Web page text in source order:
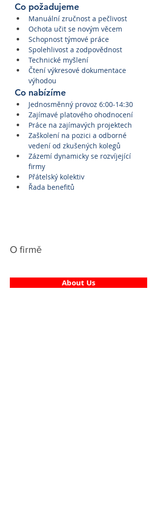
​Co požadujeme
Manuální zručnost a pečlivost
Ochota učit se novým věcem
Schopnost týmové práce
Spolehlivost a zodpovědnost
Technické myšlení
Čtení výkresové dokumentace
výhodou
​Co nabízíme
Jednosměnný provoz 6:00-14:30
Zajímavé platového ohodnocení
Práce na zajímavých projektech
Zaškolení na pozici a odborné
vedení od zkušených kolegů
Zázemí dynamicky se rozvíjející
firmy
Přátelský kolektiv
Řada benefitů
O firmě
About Us